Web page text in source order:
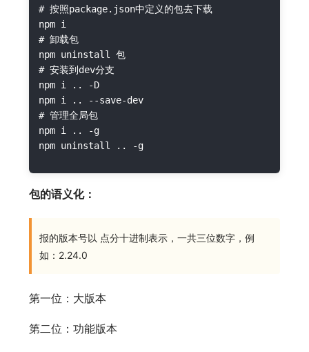
# 按照package.json中定义的包去下载
npm i
# 卸载包
npm uninstall 包
# 安装到dev分支
npm i .. -D
npm i .. --save-dev
# 管理全局包
npm i .. -g
包的语义化：
报的版本号以 点分十进制表示，一共三位数字，例
如：2.24.0
第一位：大版本
第二位：功能版本